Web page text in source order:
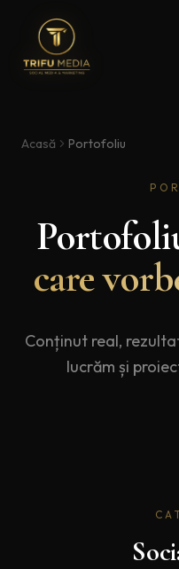
Acasă Portofoliu
care
Conținut real,
lucrăm și